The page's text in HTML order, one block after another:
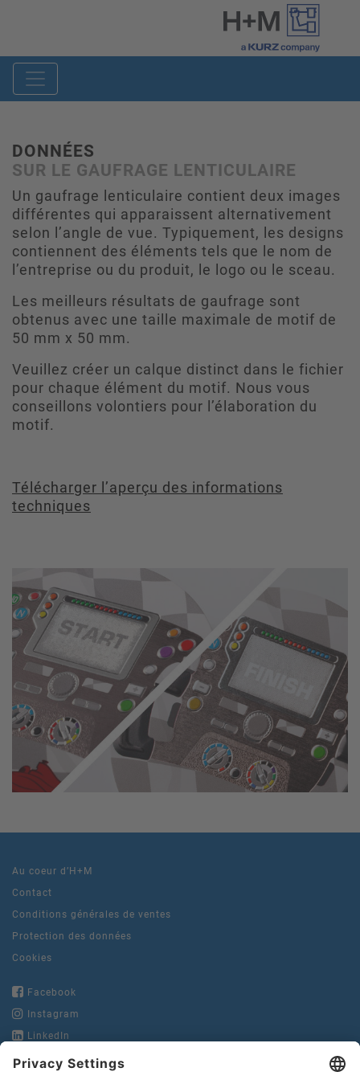
DONNÉES
SUR LE GAUFRAGE LENTICULAIRE
Un gaufrage lenticulaire contient deux images
différentes qui apparaissent alternativement
selon l’angle de vue. Typiquement, les designs
contiennent des éléments tels que le nom de
l’entreprise ou du produit, le logo ou le sceau.
Les meilleurs résultats de gaufrage sont
obtenus avec une taille maximale de motif de
50 mm x 50 mm.
Veuillez créer un calque distinct dans le fichier
pour chaque élément du motif. Nous vous
conseillons volontiers pour l’élaboration du
motif.
Télécharger l’aperçu des informations
techniques
Au coeur d’H+M
Contact
Conditions générales de ventes
Protection des données
Cookies
Facebook
Instagram
LinkedIn
YouTube